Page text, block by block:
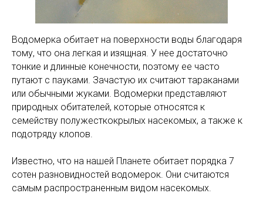
Водомерка обитает на поверхности воды благодаря
тому, что она легкая и изящная. У нее достаточно
тонкие и длинные конечности, поэтому ее часто
путают с пауками. Зачастую их считают тараканами
или обычными жуками. Водомерки представляют
природных обитателей, которые относятся к
семейству полужесткокрылых насекомых, а также к
подотряду клопов.
Известно, что на нашей Планете обитает порядка 7
сотен разновидностей водомерок. Они считаются
самым распространенным видом насекомых.